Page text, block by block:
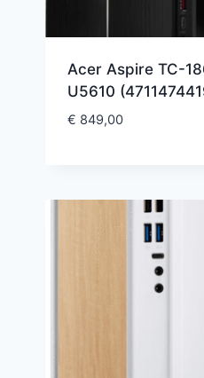
Acer Aspire TC-
U5610
€ 849,00